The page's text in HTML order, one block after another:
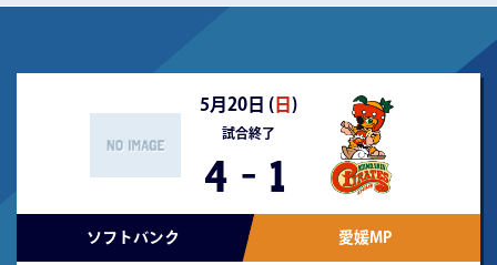
5月20日 ( 日 )
試合終了
4 - 1
ソフトバンク 愛媛MP